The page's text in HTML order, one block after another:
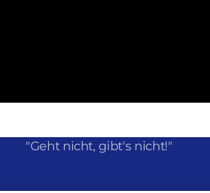
"Geht nicht, gibt's nicht!"